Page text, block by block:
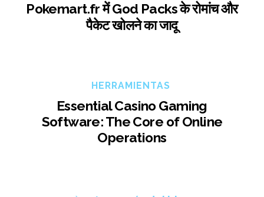
Pokemart.fr में God Packs के रोमांच और
पैकेट खोलने का जादू
HERRAMIENTAS
Essential Casino Gaming
Software: The Core of Online
Operations